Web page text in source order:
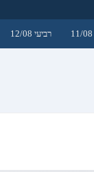
רביעי 12/08